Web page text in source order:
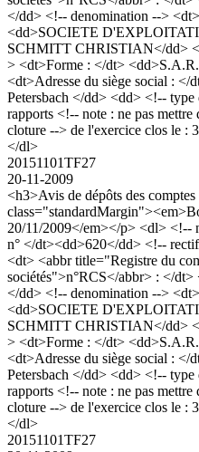
</dd> <!-- denomination -->
<dd>SOCIETE
SCHMITT CHRISTIAN</dd>
> <dt>Forme : </dt>
<dt>Adresse du siège social : </
Petersbach </dd> <dd> <!-- type
rapports <!-- note : ne pas
cloture --> de l'exercice clos le :
</dl>
20151101TF27
20-11-2009
<h3>Avis de dépôts des
20/11/2009</em></p> <dl> <!--
n° </dt><dd>620</dd> <!--
<dt> <abbr title="Registre du
sociétés">n°RCS</abbr> : </
</dd> <!-- denomination -->
<dd>SOCIETE
SCHMITT CHRISTIAN</dd>
> <dt>Forme : </dt>
<dt>Adresse du siège social : </
Petersbach </dd> <dd> <!-- type
rapports <!-- note : ne pas
cloture --> de l'exercice clos le :
</dl>
20151101TF27